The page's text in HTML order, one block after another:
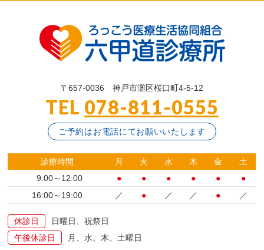
〒657-0036神戸市灘区桜口町4-5-12
TEL 078-811-0555
ご予約はお電話にてお願いいたします
診療時間 月 火 水 木 金
土
9:00～12:00
● ● ● ● ●
●
16:00～19:00
／ ● ／ ／ ● ／
休診日
日曜日、祝祭日
午後休診日
月、水、木、土曜日